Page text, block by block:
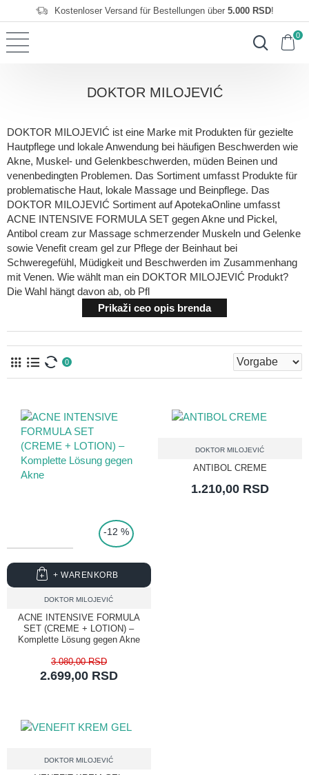
Kostenloser Versand für Bestellungen über 5.000 RSD!
0
DOKTOR MILOJEVIĆ
DOKTOR MILOJEVIĆ ist eine Marke mit Produkten für gezielte
Hautpflege und lokale Anwendung bei häufigen Beschwerden wie
Akne, Muskel- und Gelenkbeschwerden, müden Beinen und
venenbedingten Problemen. Das Sortiment umfasst Produkte für
problematische Haut, lokale Massage und Beinpflege. Das
DOKTOR MILOJEVIĆ Sortiment auf ApotekaOnline umfasst
ACNE INTENSIVE FORMULA SET gegen Akne und Pickel,
Antibol cream zur Massage schmerzender Muskeln und Gelenke
sowie Venefit cream gel zur Pflege der Beinhaut bei
Schweregefühl, Müdigkeit und Beschwerden im Zusammenhang
mit Venen. Wie wählt man ein DOKTOR MILOJEVIĆ Produkt?
Die Wahl hängt davon ab, ob Pfl
Prikaži ceo opis brenda
0
-12 %
DOKTOR MILOJEVIĆ
ACNE INTENSIVE FORMULA
SET (CREME + LOTION) –
Komplette Lösung gegen Akne
2.699,00 RSD
3.080,00 RSD
+ WARENKORB
DOKTOR MILOJEVIĆ
ANTIBOL CREME
1.210,00 RSD
DOKTOR MILOJEVIĆ